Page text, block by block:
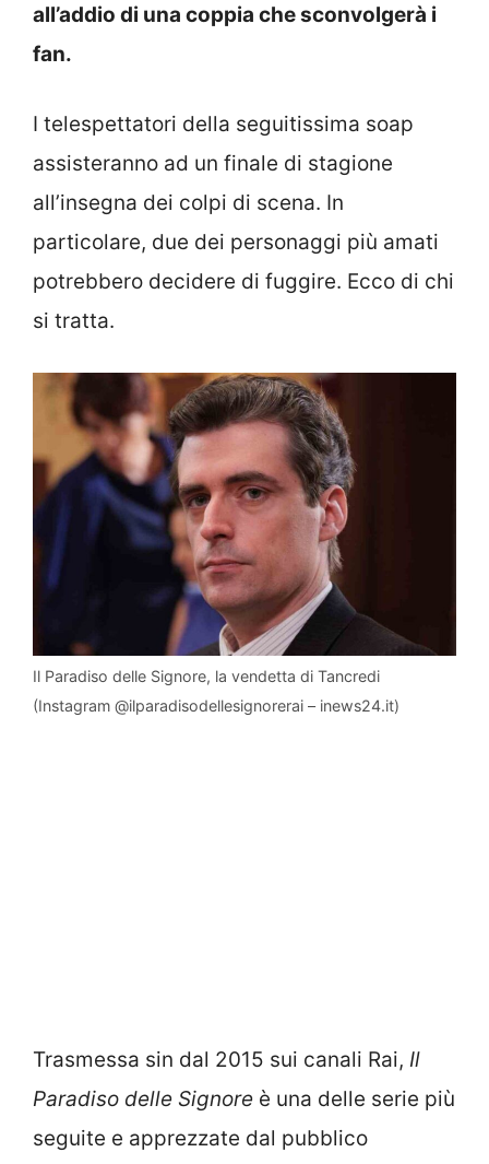
all’addio di una coppia che sconvolgerà i
fan.
I telespettatori della seguitissima soap
assisteranno ad un finale di stagione
all’insegna dei colpi di scena. In
particolare, due dei personaggi più amati
potrebbero decidere di fuggire. Ecco di chi
si tratta.
Il Paradiso delle Signore, la vendetta di Tancredi
(Instagram @ilparadisodellesignorerai – inews24.it)
Trasmessa sin dal 2015 sui canali Rai, Il
Paradiso delle Signore è una delle serie più
seguite e apprezzate dal pubblico